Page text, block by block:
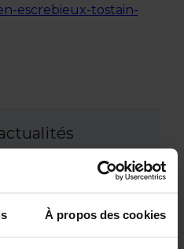
À propos des cookies
escrebieux-tostain-
d’Arras
: une exposition dans